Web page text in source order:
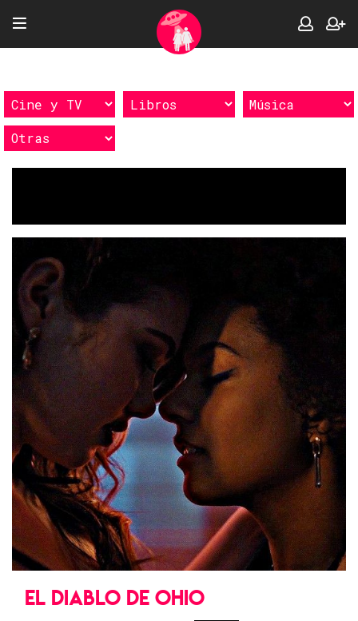
EL DIABLO DE OHIO